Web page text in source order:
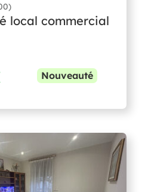
local commercial
Nouveauté